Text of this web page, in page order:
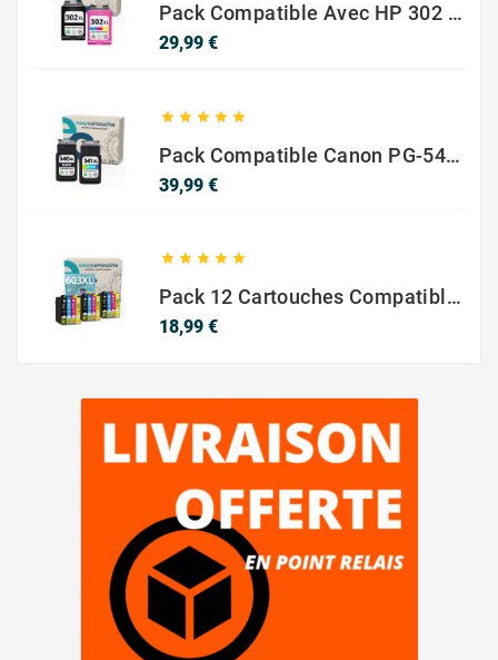
Pack Compatible Avec HP 302 XL Noir Et Couleur - SANS NIVEAU ENCRE
29,99 €Prix
    
Pack Compatible Canon PG-540 XL / CL-541 XL – Noir & Couleur – Haute Capacité
39,99 €Prix
    
Pack 12 Cartouches Compatible EPSON 603XL
18,99 €Prix